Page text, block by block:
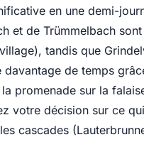
en une demi-
et de Trümmelbach
tandis que
davantage de temps
promenade sur la
votre décision sur ce
cascades